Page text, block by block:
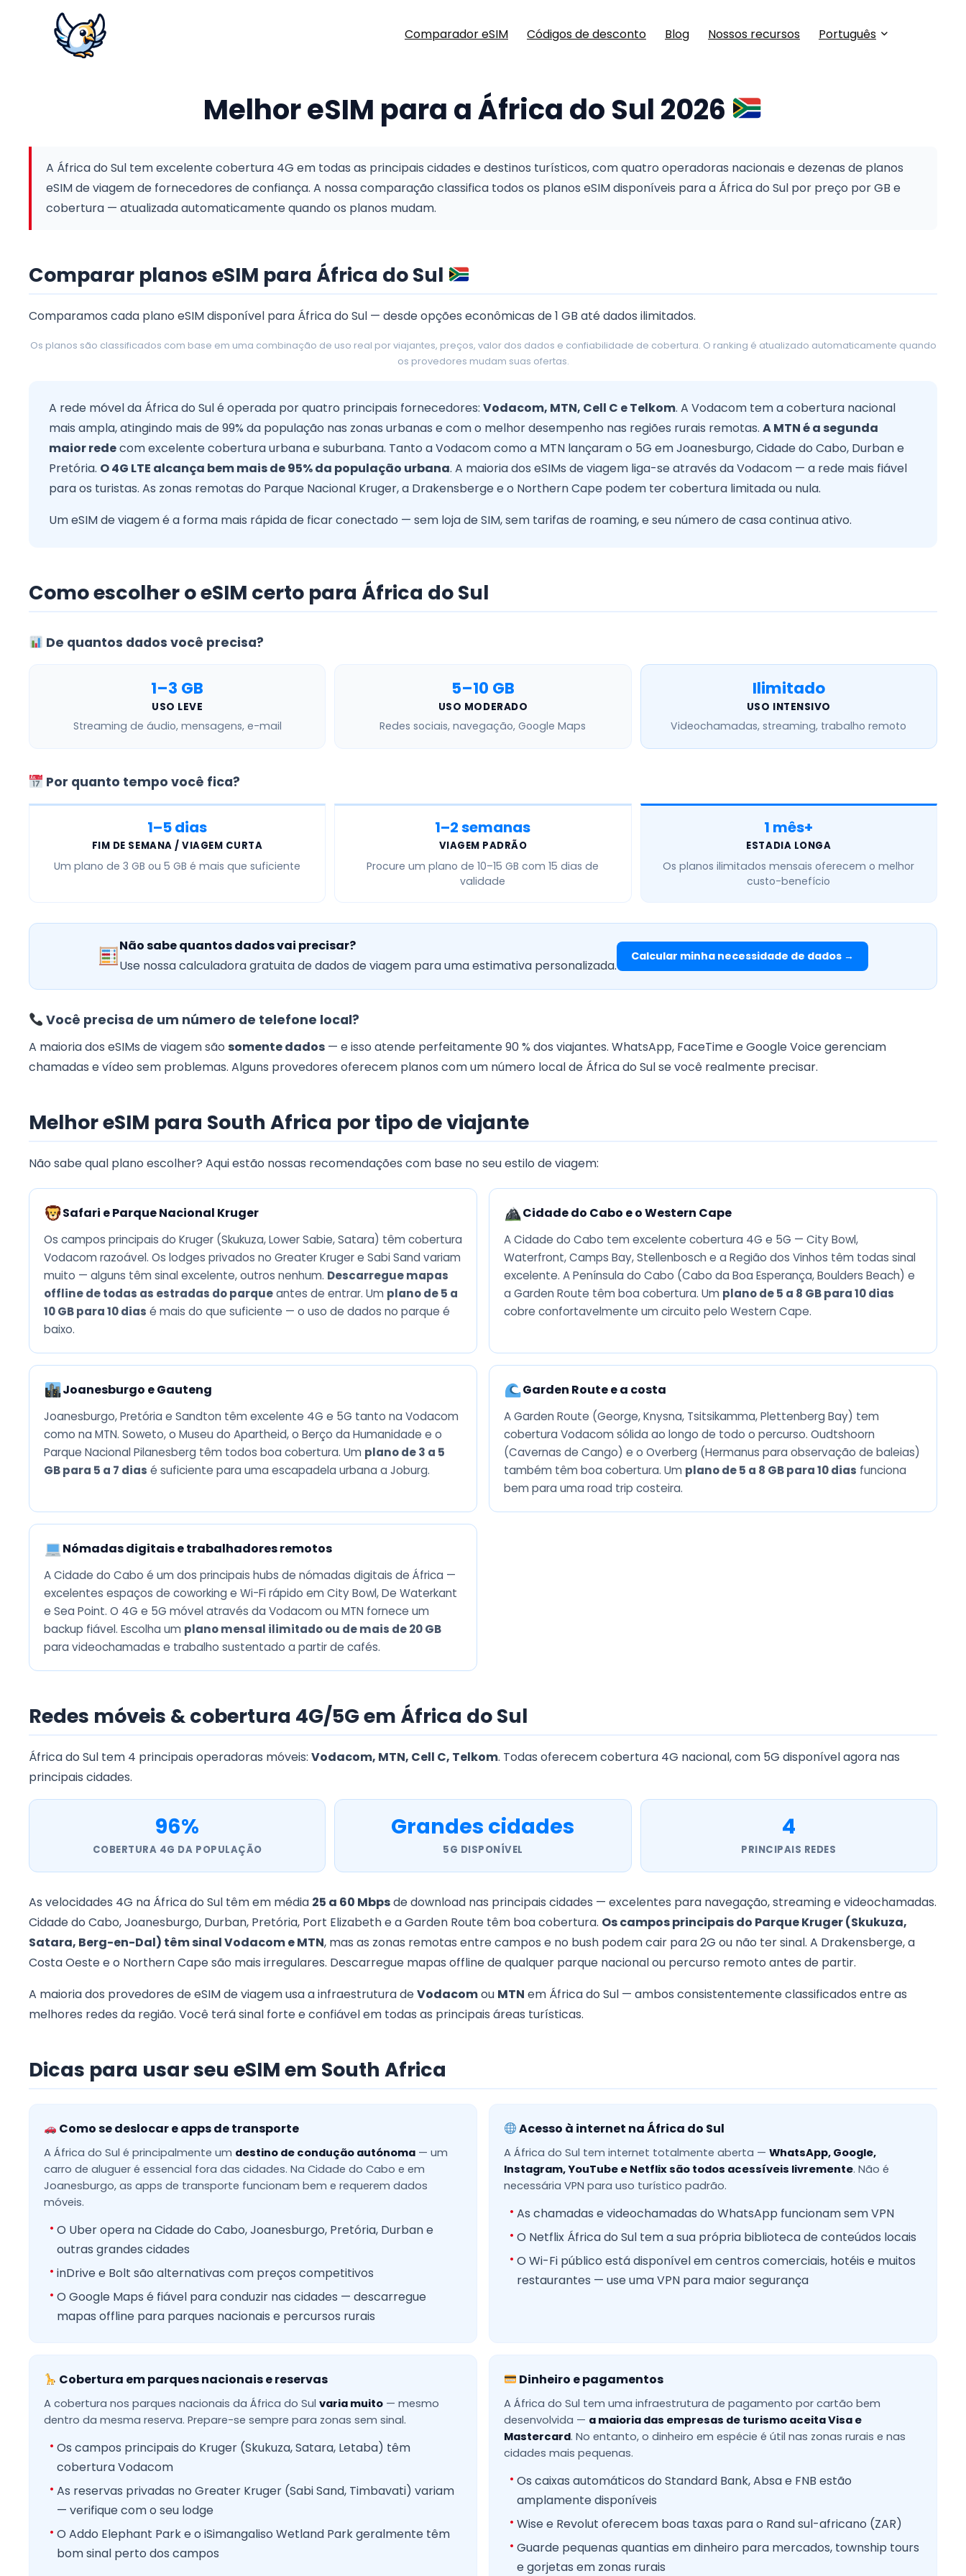
Comparador eSIM Códigos de desconto Blog Nossos recursos Português
Melhor eSIM para a África do Sul 2026
A África do Sul tem excelente cobertura 4G em todas as principais cidades e destinos turísticos, com quatro operadoras nacionais e dezenas de planos
eSIM de viagem de fornecedores de confiança. A nossa comparação classifica todos os planos eSIM disponíveis para a África do Sul por preço por GB e
cobertura — atualizada automaticamente quando os planos mudam.
Comparar planos eSIM para África do Sul
Comparamos cada plano eSIM disponível para África do Sul — desde opções econômicas de 1 GB até dados ilimitados.
Os planos são classificados com base em uma combinação de uso real por viajantes, preços, valor dos dados e confiabilidade de cobertura. O ranking é atualizado automaticamente quando
os provedores mudam suas ofertas.
A rede móvel da África do Sul é operada por quatro principais fornecedores: Vodacom, MTN, Cell C e Telkom. A Vodacom tem a cobertura nacional
mais ampla, atingindo mais de 99% da população nas zonas urbanas e com o melhor desempenho nas regiões rurais remotas. A MTN é a segunda
maior redecom excelente cobertura urbana e suburbana. Tanto a Vodacom como a MTN lançaram o 5G em Joanesburgo, Cidade do Cabo, Durban e
Pretória. O 4G LTE alcança bem mais de 95% da população urbana. A maioria dos eSIMs de viagem liga-se através da Vodacom — a rede mais fiável
para os turistas. As zonas remotas do Parque Nacional Kruger, a Drakensberge e o Northern Cape podem ter cobertura limitada ou nula.
Um eSIM de viagem é a forma mais rápida de ficar conectado — sem loja de SIM, sem tarifas de roaming, e seu número de casa continua ativo.
Como escolher o eSIM certo para África do Sul
De quantos dados você precisa?
1–3 GB
USO LEVE
Streaming de áudio, mensagens, e-mail
5–10 GB
USO MODERADO
Redes sociais, navegação, Google Maps
Ilimitado
USO INTENSIVO
Videochamadas, streaming, trabalho remoto
Por quanto tempo você fica?
1–5 dias
FIM DE SEMANA / VIAGEM CURTA
Um plano de3 GB ou 5 GB é mais que suficiente
1–2 semanas
VIAGEM PADRÃO
Procure um plano de10–15 GB com 15 dias de
validade
1 mês+
ESTADIA LONGA
Os planosilimitados mensais oferecem o melhor
custo-benefício
Não sabe quantos dados vai precisar?
Use nossa calculadora gratuita de dados de viagem para uma estimativa personalizada.
Calcular minha necessidade de dados →
Você precisa de um número de telefone local?
A maioria dos eSIMs de viagem são somente dados — e isso atende perfeitamente 90 % dos viajantes. WhatsApp, FaceTime e Google Voice gerenciam
chamadas e vídeo sem problemas. Alguns provedores oferecem planos com um número local de África do Sul se você realmente precisar.
Melhor eSIM para South Africa por tipo de viajante
Não sabe qual plano escolher? Aqui estão nossas recomendações com base no seu estilo de viagem:
Safari e Parque Nacional Kruger
Os campos principais do Kruger (Skukuza, Lower Sabie, Satara) têm cobertura
Vodacom razoável. Os lodges privados no Greater Kruger e Sabi Sand variam
muito — alguns têm sinal excelente, outros nenhum. Descarregue mapas
offline de todas as estradas do parqueantes de entrar. Um plano de 5 a
10 GB para 10 dias é mais do que suficiente — o uso de dados no parque é
baixo.
Cidade do Cabo e o Western Cape
A Cidade do Cabo tem excelente cobertura 4G e 5G — City Bowl,
Waterfront, Camps Bay, Stellenbosch e a Região dos Vinhos têm todas sinal
excelente. A Península do Cabo (Cabo da Boa Esperança, Boulders Beach) e
a Garden Route têm boa cobertura. Um plano de 5 a 8 GB para 10 dias
cobre confortavelmente um circuito pelo Western Cape.
Joanesburgo e Gauteng
Joanesburgo, Pretória e Sandton têm excelente 4G e 5G tanto na Vodacom
como na MTN. Soweto, o Museu do Apartheid, o Berço da Humanidade e o
Parque Nacional Pilanesberg têm todos boa cobertura. Um plano de 3 a 5
GB para 5 a 7 dias é suficiente para uma escapadela urbana a Joburg.
Garden Route e a costa
A Garden Route (George, Knysna, Tsitsikamma, Plettenberg Bay) tem
cobertura Vodacom sólida ao longo de todo o percurso. Oudtshoorn
(Cavernas de Cango) e o Overberg (Hermanus para observação de baleias)
também têm boa cobertura. Um plano de 5 a 8 GB para 10 dias funciona
bem para uma road trip costeira.
Nómadas digitais e trabalhadores remotos
A Cidade do Cabo é um dos principais hubs de nómadas digitais de África —
excelentes espaços de coworking e Wi-Fi rápido em City Bowl, De Waterkant
e Sea Point. O 4G e 5G móvel através da Vodacom ou MTN fornece um
backup fiável. Escolha um plano mensal ilimitado ou de mais de 20 GB
para videochamadas e trabalho sustentado a partir de cafés.
Redes móveis & cobertura 4G/5G em África do Sul
África do Sul tem 4 principais operadoras móveis: Vodacom, MTN, Cell C, Telkom. Todas oferecem cobertura 4G nacional, com 5G disponível agora nas
principais cidades.
96%
COBERTURA 4G DA POPULAÇÃO
Grandes cidades
5G DISPONÍVEL
4
PRINCIPAIS REDES
As velocidades 4G na África do Sul têm em média 25 a 60 Mbpsde download nas principais cidades — excelentes para navegação, streaming e videochamadas.
Cidade do Cabo, Joanesburgo, Durban, Pretória, Port Elizabeth e a Garden Route têm boa cobertura. Os campos principais do Parque Kruger (Skukuza,
Satara, Berg-en-Dal) têm sinal Vodacom e MTN, mas as zonas remotas entre campos e no bush podem cair para 2G ou não ter sinal. A Drakensberge, a
Costa Oeste e o Northern Cape são mais irregulares. Descarregue mapas offline de qualquer parque nacional ou percurso remoto antes de partir.
A maioria dos provedores de eSIM de viagem usa a infraestrutura deVodacomou MTN em África do Sul — ambos consistentemente classificados entre as
melhores redes da região. Você terá sinal forte e confiável em todas as principais áreas turísticas.
Dicas para usar seu eSIM em South Africa
Como se deslocar e apps de transporte
A África do Sul é principalmente um destino de condução autónoma — um
carro de aluguer é essencial fora das cidades. Na Cidade do Cabo e em
Joanesburgo, as apps de transporte funcionam bem e requerem dados
móveis.
O Uber opera na Cidade do Cabo, Joanesburgo, Pretória, Durban e
outras grandes cidades
inDrive e Bolt são alternativas com preços competitivos
O Google Maps é fiável para conduzir nas cidades — descarregue
mapas offline para parques nacionais e percursos rurais
Acesso à internet na África do Sul
A África do Sul tem internet totalmente aberta — WhatsApp, Google,
Instagram, YouTube e Netflix são todos acessíveis livremente. Não é
necessária VPN para uso turístico padrão.
As chamadas e videochamadas do WhatsApp funcionam sem VPN
O Netflix África do Sul tem a sua própria biblioteca de conteúdos locais
O Wi-Fi público está disponível em centros comerciais, hotéis e muitos
restaurantes — use uma VPN para maior segurança
Cobertura em parques nacionais e reservas
A cobertura nos parques nacionais da África do Sul varia muito — mesmo
dentro da mesma reserva. Prepare-se sempre para zonas sem sinal.
Os campos principais do Kruger (Skukuza, Satara, Letaba) têm
cobertura Vodacom
As reservas privadas no Greater Kruger (Sabi Sand, Timbavati) variam
— verifique com o seu lodge
O Addo Elephant Park e o iSimangaliso Wetland Park geralmente têm
bom sinal perto dos campos
Dinheiro e pagamentos
A África do Sul tem uma infraestrutura de pagamento por cartão bem
desenvolvida — a maioria das empresas de turismo aceita Visa e
Mastercard. No entanto, o dinheiro em espécie é útil nas zonas rurais e nas
cidades mais pequenas.
Os caixas automáticos do Standard Bank, Absa e FNB estão
amplamente disponíveis
Wise e Revolut oferecem boas taxas para o Rand sul-africano (ZAR)
Guarde pequenas quantias em dinheiro para mercados, township tours
e gorjetas em zonas rurais